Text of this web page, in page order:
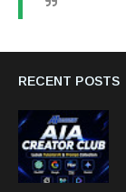
RECENT POSTS